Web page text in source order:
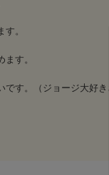
。
す。
です。（ジョージ大